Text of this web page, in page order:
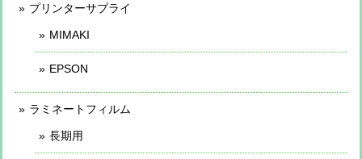
プリンターサプライ
MIMAKI
EPSON
ラミネートフィルム
長期用